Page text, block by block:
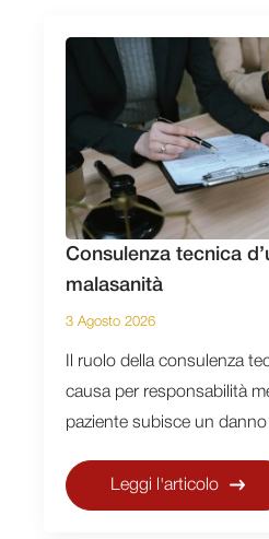
Consulenza tecnica
malasanità
3 Agosto 2026
Il ruolo della consulenza
causa per responsabilità
paziente subisce un
Leggi l'articolo